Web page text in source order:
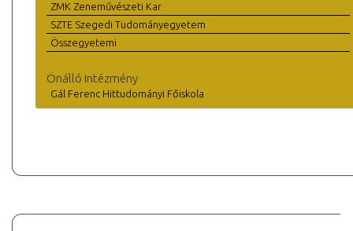
ZMK Zeneművészeti Kar
SZTE Szegedi Tudományegyetem
Összegyetemi
Önálló intézmény
Gál Ferenc Hittudományi Főiskola